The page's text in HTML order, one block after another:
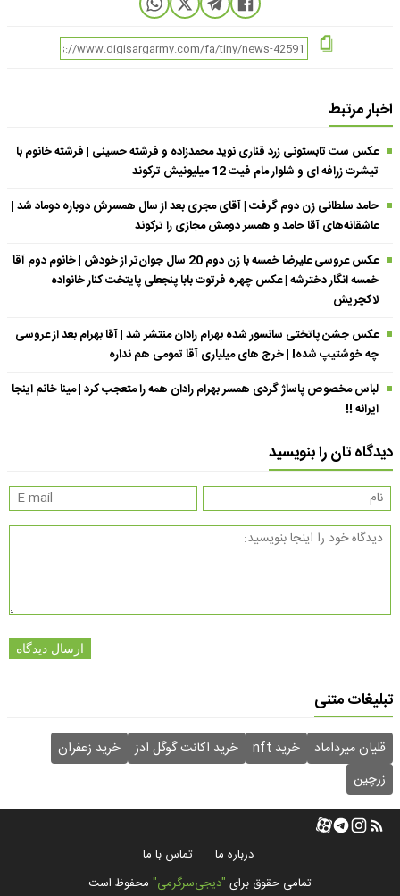
اخبار مرتبط
عکس ست تابستونی زرد قناری نوید محمدزاده و فرشته حسینی | فرشته خانوم با
تیشرت زرافه ای و شلوار مام فیت 12 میلیونیش ترکوند
حامد سلطانی زن دوم گرفت | آقای مجری بعد از سال همسرش دوباره دوماد شد |
عاشقانه‌های آقا حامد و همسر دومش مجازی را ترکوند
عکس عروسی علیرضا خمسه با زن دوم 20 سال جوان‌تر از خودش | خانوم دوم آقا
خمسه انگار دخترشه | عکس چهره فرتوت بابا پنجعلی پایتخت کنار خانواده
لاکچریش
عکس جشن پاتختی سانسور شده بهرام رادان منتشر شد | آقا بهرام بعد از عروسی
چه خوشتیپ شده! | خرج های میلیاری آقا تمومی هم نداره
لباس مخصوص پاساژ گردی همسر بهرام رادان همه را متعجب کرد | مینا خانم اینجا
ایرانه !!
دیدگاه تان را بنویسید
ارسال دیدگاه
تبلیغات متنی
قلیان میرداماد خرید nft خرید اکانت گوگل ادز
خرید زعفران
زرچین
درباره ما
تماس با ما
تمامی حقوق برای "دیجی‌سرگرمی" محفوظ است